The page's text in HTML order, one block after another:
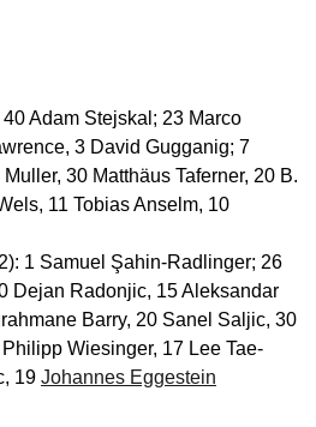
40 Adam Stejskal; 23 Marco
3 David Gugganig; 7
30 Matthäus Taferner, 20 B.
11 Tobias Anselm, 10
1 Samuel Şahin-Radlinger; 26
Dejan Radonjic, 15 Aleksandar
Barry, 20 Sanel Saljic, 30
Wiesinger, 17 Lee Tae-
19 Johannes Eggestein